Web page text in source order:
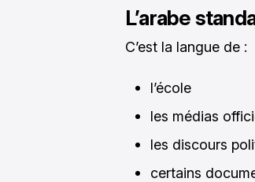
L’arabe
C’est la langue de :
l’école
les médias
les discours
certains